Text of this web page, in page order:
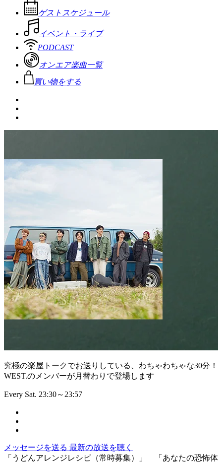
ゲストスケジュール
イベント・ライブ
PODCAST
オンエア楽曲一覧
買い物をする
究極の楽屋トークでお送りしている、わちゃわちゃな30分！
WEST.のメンバーが月替わりで登場します
Every Sat. 23:30～23:57
メッセージを送る 最新の放送を聴く
「うどんアレンジレシピ（常時募集）」 「あなたの恐怖体